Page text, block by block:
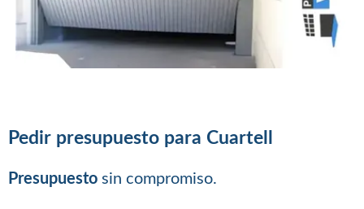
Pedir presupuesto para Cuartell
Presupuestosin compromiso.